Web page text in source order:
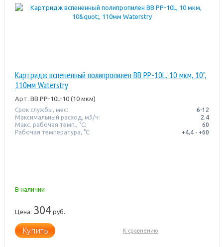
Картридж вспененный полипропилен BB PP-10L, 10 мкм, 10",
110мм Waterstry
Арт. BB PP-10L-10 (10 мкм)
Срок службы, мес:
6-12
Максимальный расход, м3/ч:
2.4
Макс. рабочая темп., °С:
60
Рабочая температура, °C:
+4,4 - +60
В наличии
Цена: 304руб.
Купить К сравнению